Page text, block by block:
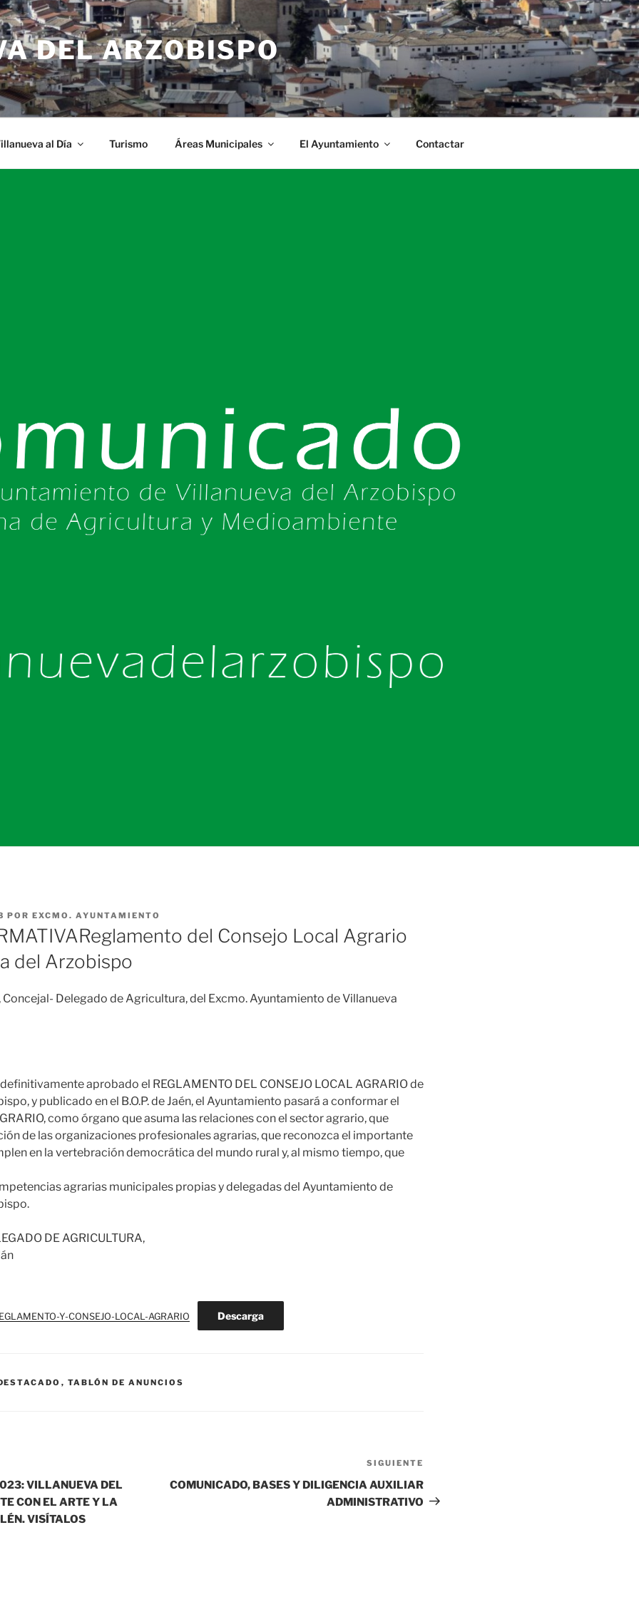
DEL ARZOBISPO
al Día Turismo Áreas Municipales El Ayuntamiento Contactar
POR EXCMO. AYUNTAMIENTO
del Consejo Local Agrario
del Arzobispo
Concejal- Delegado de Agricultura, del Excmo. Ayuntamiento de Villanueva
aprobado el REGLAMENTO DEL CONSEJO LOCAL AGRARIO de
y publicado en el B.O.P. de Jaén, el Ayuntamiento pasará a conformar el
como órgano que asuma las relaciones con el sector agrario, que
de las organizaciones profesionales agrarias, que reconozca el importante
en la vertebración democrática del mundo rural y, al mismo tiempo, que
agrarias municipales propias y delegadas del Ayuntamiento de
DE AGRICULTURA,
Y-CONSEJO-LOCAL-AGRARIO Descarga
, TABLÓN DE ANUNCIOS
VILLANUEVA DEL
CON EL ARTE Y LA
VISÍTALOS
entrada
SIGUIENTE
COMUNICADO, BASES Y DILIGENCIA AUXILIAR
ADMINISTRATIVO